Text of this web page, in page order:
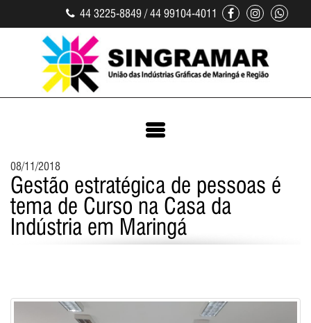
44 3225-8849 / 44 99104-4011
08/11/2018
Gestão estratégica de pessoas é
tema de Curso na Casa da
Indústria em Maringá